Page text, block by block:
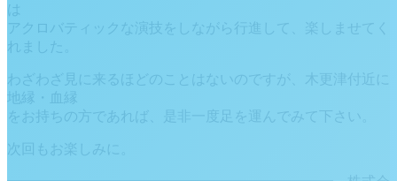
は
アクロバティックな演技をしながら行進して、楽しませてく
れました。
わざわざ見に来るほどのことはないのですが、木更津付近に
地縁・血縁
をお持ちの方であれば、是非一度足を運んでみて下さい。
次回もお楽しみに。